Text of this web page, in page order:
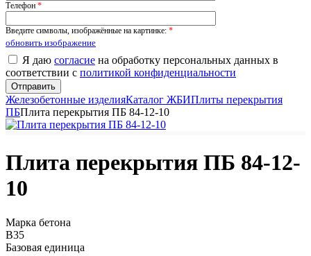
Телефон *
Введите символы, изображённые на картинке: *
обновить изображение
Я даю согласие на обработку персональных данных в
соответствии с политикой конфиденциальности
Железобетонные изделияКаталог ЖБИПлиты перекрытия
ПБПлита перекрытия ПБ 84-12-10
Плита перекрытия ПБ 84-12-
10
Марка бетона
B35
Базовая единица